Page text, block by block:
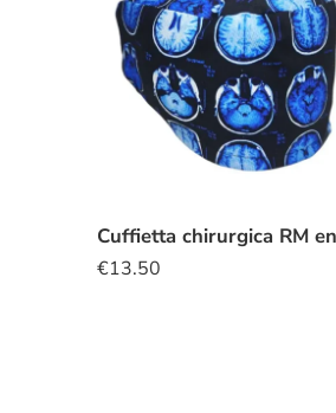
€13.50